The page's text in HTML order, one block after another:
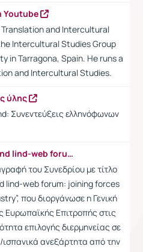
Youtube
and Intercultural
Intercultural Studies Group
in Tarragona, Spain. He runs a
and Intercultural Studies.
ύλης
Συνεντεύξεις ελληνόφωνων
Translating Europe – second lind-web forum: joining forces for a stronger language industry
του Συνεδρίου με τίτλο
lind-web forum: joining forces
που διοργάνωσε η Γενική
Επιτροπής στις
επιλογής διερμηνείας σε
ανεξάρτητα από την